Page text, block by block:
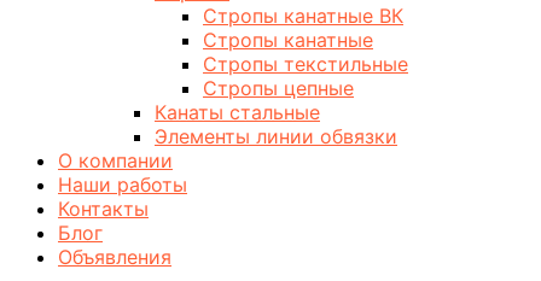
Стропы канатные ВК
Стропы канатные
Стропы текстильные
Стропы цепные
Канаты стальные
Элементы линии обвязки
О компании
Наши работы
Контакты
Блог
Объявления